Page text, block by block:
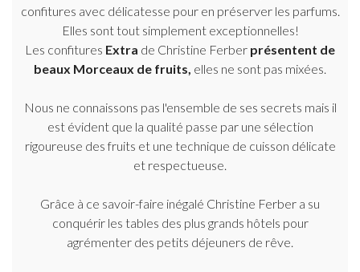
confitures avec délicatesse pour en préserver les parfums.
Elles sont tout simplement exceptionnelles!
Les confitures Extra de Christine Ferber présentent de
beaux Morceaux de fruits, elles ne sont pas mixées.
Nous ne connaissons pas l'ensemble de ses secrets mais il
est évident que la qualité passe par une sélection
rigoureuse des fruits et une technique de cuisson délicate
et respectueuse.
Grâce à ce savoir-faire inégalé Christine Ferber a su
conquérir les tables des plus grands hôtels pour
agrémenter des petits déjeuners de rêve.